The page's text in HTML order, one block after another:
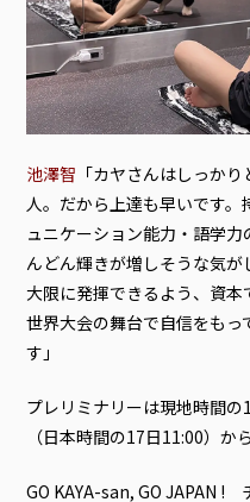
池澤智 「カヤさんはしっか
人。だから上達も早いです。
ュニケーション能力・語学
んどん輝きが増しそうな気
大限に発揮できるよう、資本
世界大会の舞台で自信をも
す」
プレリミナリーは現地時間
（日本時間の17日11:00）か
GO KAYA-san, GO JAPAN !